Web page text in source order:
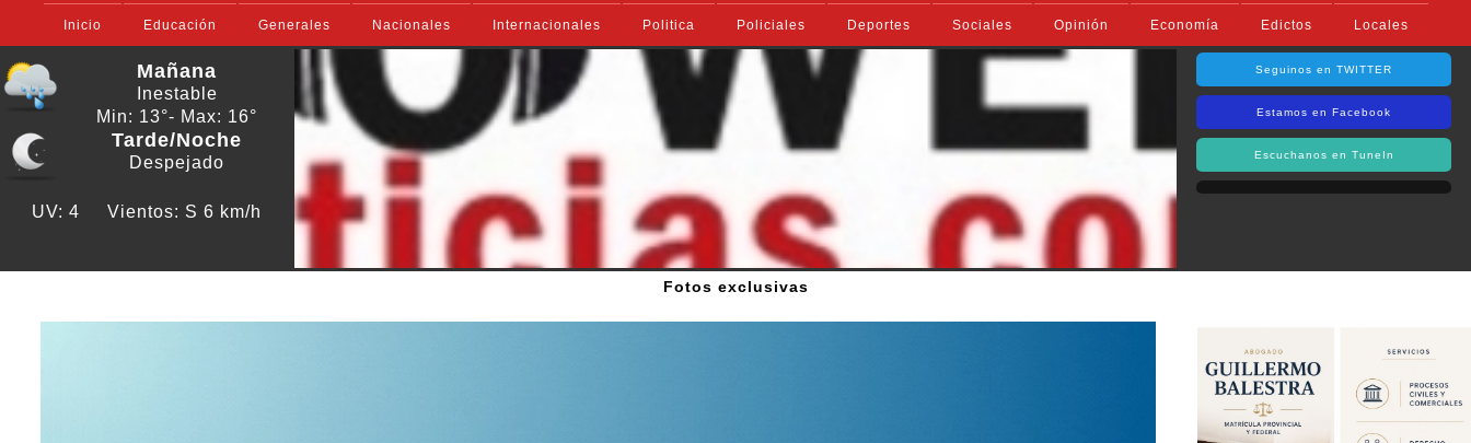
Inicio Educación Generales Nacionales Internacionales Politica Policiales Deportes Sociales Opinión Economía Edictos Locales
Mañana
Inestable
Min: 13°- Max: 16°
Tarde/Noche
Despejado
UV: 4 Vientos: S 6 km/h
Seguinos en TWITTER
Estamos en Facebook
Escuchanos en TuneIn
Fotos exclusivas